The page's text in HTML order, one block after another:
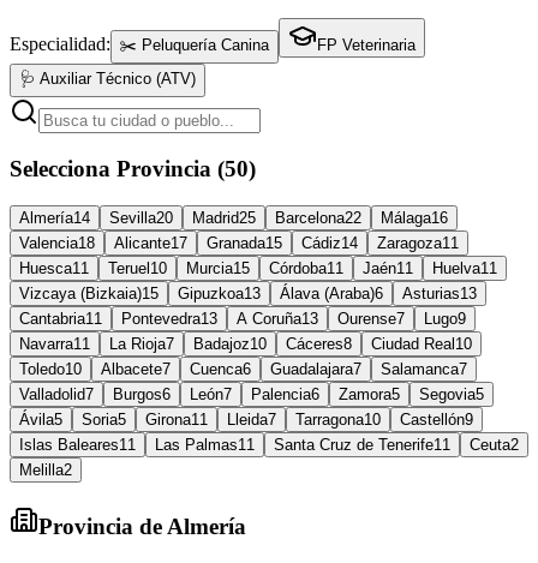
Especialidad: ✂️ Peluquería Canina
FP Veterinaria
🩺 Auxiliar Técnico (ATV)
Selecciona Provincia (50)
Almería14 Sevilla20 Madrid25 Barcelona22 Málaga16
Valencia18 Alicante17 Granada15 Cádiz14 Zaragoza11
Huesca11 Teruel 10 Murcia15 Córdoba11 Jaén11 Huelva11
Vizcaya (Bizkaia)15 Gipuzkoa13 Álava (Araba)6 Asturias13
Cantabria11 Pontevedra13 A Coruña13 Ourense7 Lugo9
Navarra11 La Rioja7 Badajoz10 Cáceres8 Ciudad Real 10
Toledo10 Albacete7 Cuenca6 Guadalajara7 Salamanca7
Valladolid7 Burgos6 León7 Palencia6 Zamora5 Segovia5
Ávila5 Soria5 Girona11 Lleida7 Tarragona10 Castellón9
Islas Baleares11 Las Palmas11 Santa Cruz de Tenerife11 Ceuta2
Melilla2
Provincia de Almería